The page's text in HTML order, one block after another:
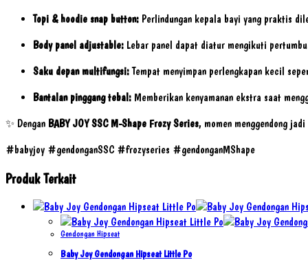
Topi & hoodie snap button: Perlindungan kepala bayi yang praktis
Body panel adjustable: Lebar panel dapat diatur mengikuti
Saku depan multifungsi:Tempat menyimpan perlengkapan kecil
Bantalan pinggang tebal: Memberikan kenyamanan ekstra saat
✨ Dengan BABY JOY SSC M-Shape Frozy Series, momen menggendong
#babyjoy #gendonganSSC #frozyseries #gendonganMShape
Produk Terkait
Gendongan Hipseat
Baby Joy Gendongan Hipseat Little Po